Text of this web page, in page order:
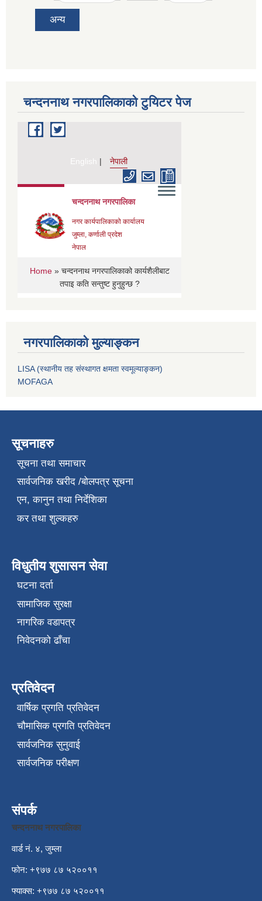
अन्य
चन्दननाथ नगरपालिकाको टुयिटर पेज
नगरपालिकाको मुल्याङ्कन
LISA (स्थानीय तह संस्थागत क्षमता स्वमूल्याङ्कन)
MOFAGA
सूचनाहरु
सूचना तथा समाचार
सार्वजनिक खरीद /बोलपत्र सूचना
एन, कानुन तथा निर्देशिका
कर तथा शुल्कहरु
विधुतीय शुसासन सेवा
घटना दर्ता
सामाजिक सुरक्षा
नागरिक वडापत्र
निवेदनको ढाँचा
प्रतिवेदन
वार्षिक प्रगति प्रतिवेदन
चौमासिक प्रगति प्रतिवेदन
सार्वजनिक सुनुवाई
सार्वजनिक परीक्षण
संपर्क
चन्दननाथ नगरपालिका
वार्ड नं. ४, जुम्ला
फोन: +९७७ ८७ ५२००११
फ्याक्स: +९७७ ८७ ५२००११